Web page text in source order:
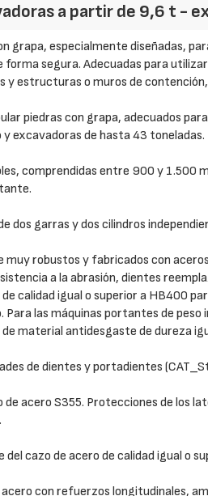
a partir de 9,6 t -
grapa, especialmente diseñadas,
forma segura. Adecuadas para
y estructuras o muros de
piedras con grapa, adecuados
y excavadoras de hasta 43 toneladas.
comprendidas entre 900 y 1.500
dos garras y dos cilindros
robustos y fabricados con
a la abrasión, dientes
calidad igual o superior a HB400
Para las máquinas portantes de
material antidesgaste de dureza
de dientes y portadientes
acero S355. Protecciones de los
cazo de acero de calidad igual o
acero con refuerzos longitudinales,